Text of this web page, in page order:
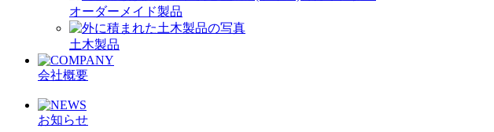
オーダーメイド製品
土木製品
会社概要
お知らせ